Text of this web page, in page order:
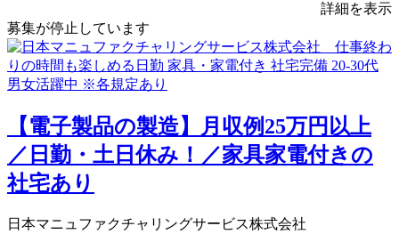
詳細を表示
募集が停止しています
【電子製品の製造】月収例25万円以上
／日勤・土日休み！／家具家電付きの
社宅あり
日本マニュファクチャリングサービス株式会社